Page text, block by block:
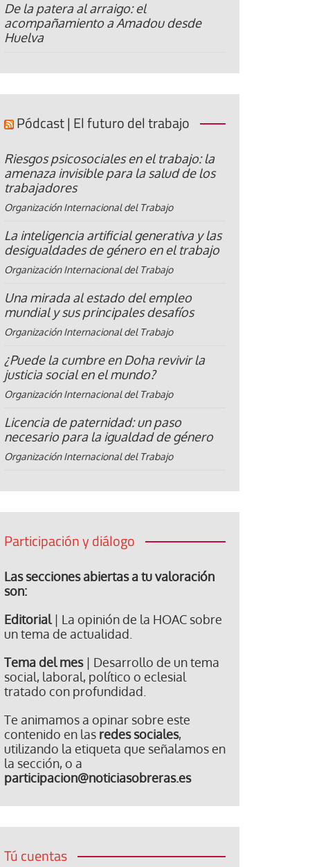
De la patera al arraigo: el
acompañamiento a Amadou desde
Huelva
Pódcast | El futuro del trabajo
Riesgos psicosociales en el trabajo: la
amenaza invisible para la salud de los
trabajadores
Organización Internacional del Trabajo
La inteligencia artificial generativa y las
desigualdades de género en el trabajo
Organización Internacional del Trabajo
Una mirada al estado del empleo
mundial y sus principales desafíos
Organización Internacional del Trabajo
¿Puede la cumbre en Doha revivir la
justicia social en el mundo?
Organización Internacional del Trabajo
Licencia de paternidad: un paso
necesario para la igualdad de género
Organización Internacional del Trabajo
Participación y diálogo
Las secciones abiertas a tu valoración
son:
Editorial| La opinión de la HOAC sobre
un tema de actualidad.
Tema del mes| Desarrollo de un tema
social, laboral, político o eclesial
tratado con profundidad.
Te animamos a opinar sobre este
contenido en las redes sociales,
utilizando la etiqueta que señalamos en
la sección, o a
participacion@noticiasobreras.es
Tú cuentas